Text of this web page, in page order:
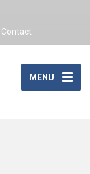
Contact
MENU